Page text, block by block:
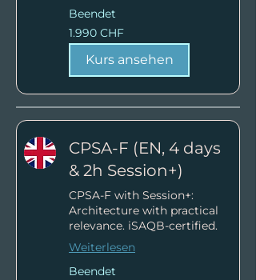
Beendet
1.990
Schweizer
Franken
1.990 CHF
Kurs ansehen
CPSA-F (EN, 4 days
& 2h Session+)
CPSA-F with Session+:
Architecture with practical
relevance. iSAQB-certified.
Weiterlesen
Beendet